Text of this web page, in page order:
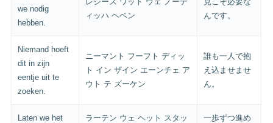
we nodig
hebben.
ィッハ ヘベン
んです。
Niemand hoeft
dit in zijn
eentje uit te
zoeken.
ニーマント フーフト ディッ
ト イン ザイン エーンチェ ア
ウト テ ズーケン
誰も一人で抱
え込ませませ
ん。
Laten we het
ラーテン ウェ ヘット スタッ
一歩ずつ進め